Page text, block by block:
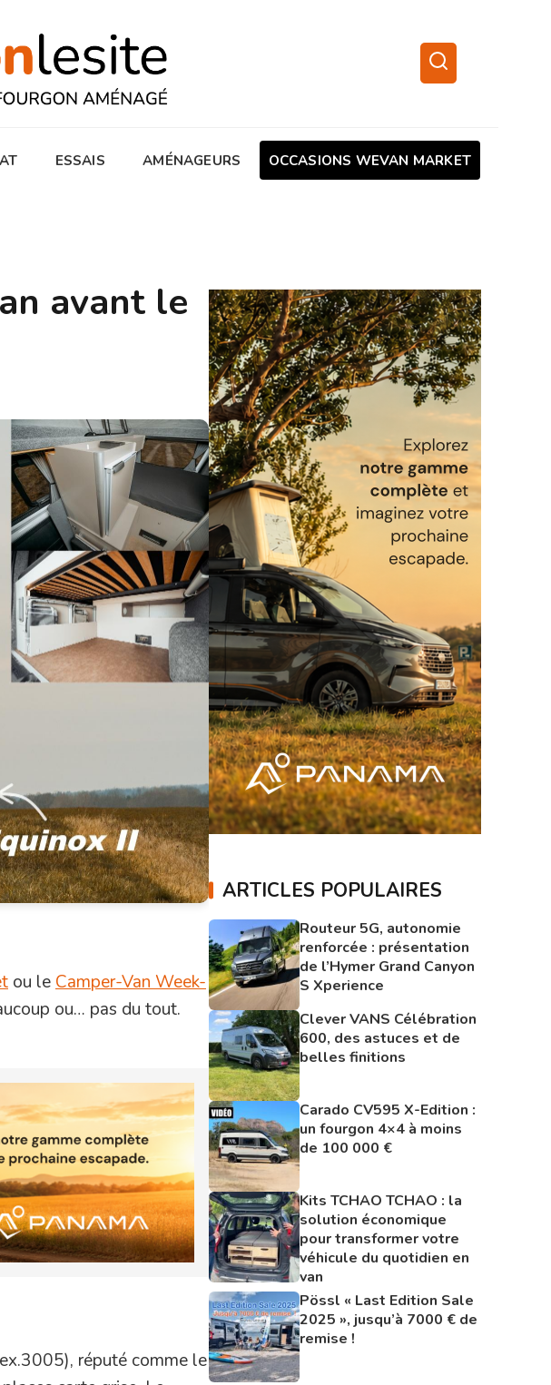
ESSAIS AMÉNAGEURS OCCASIONS WEVAN MARKET
avant le
ou leCamper-Van Week-
ou… pas du tout.
réputé comme le
ARTICLES POPULAIRES
Routeur 5G, autonomie
renforcée : présentation
de l’Hymer Grand Canyon
S Xperience
Clever VANS Célébration
600, des astuces et de
belles finitions
Carado CV595 X-Edition :
un fourgon 4×4 à moins
de 100 000 €
Kits TCHAO TCHAO : la
solution économique
pour transformer votre
véhicule du quotidien en
van
Pössl « Last Edition Sale
2025 », jusqu’à 7000 € de
remise !